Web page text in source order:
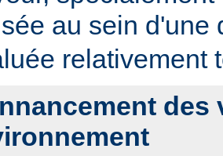
au sein d'une
relativement
des